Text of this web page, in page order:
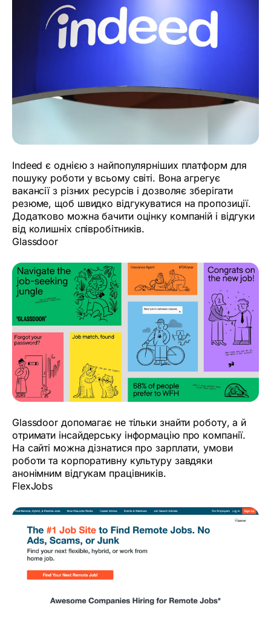
Indeed є однією з найпопулярніших платформ для
пошуку роботи у всьому світі. Вона агрегує
вакансії з різних ресурсів і дозволяє зберігати
резюме, щоб швидко відгукуватися на пропозиції.
Додатково можна бачити оцінку компаній і відгуки
від колишніх співробітників.
Glassdoor
Glassdoor допомагає не тільки знайти роботу, а й
отримати інсайдерську інформацію про компанії.
На сайті можна дізнатися про зарплати, умови
роботи та корпоративну культуру завдяки
анонімним відгукам працівників.
FlexJobs